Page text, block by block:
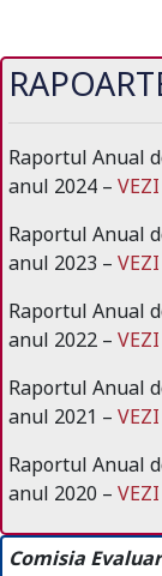
Raportul Anual
anul 2024 –
Raportul Anual
anul 2023 –
Raportul Anual
anul 2022 –
Raportul Anual
anul 2021 –
Raportul Anual
anul 2020 –
Comisia